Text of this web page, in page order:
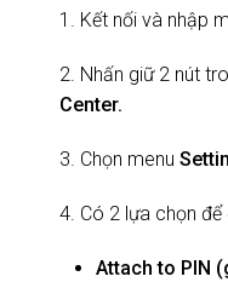
1. Kết nối và nhập
2. Nhấn giữ 2 nút
Center.
3. Chọn menu
4. Có 2 lựa chọn
Attach to PIN